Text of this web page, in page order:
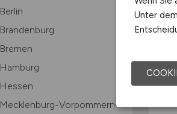
Berlin
Brandenburg
Bremen
Hamburg
Hessen
Mecklenburg-Vorpommern
Unter